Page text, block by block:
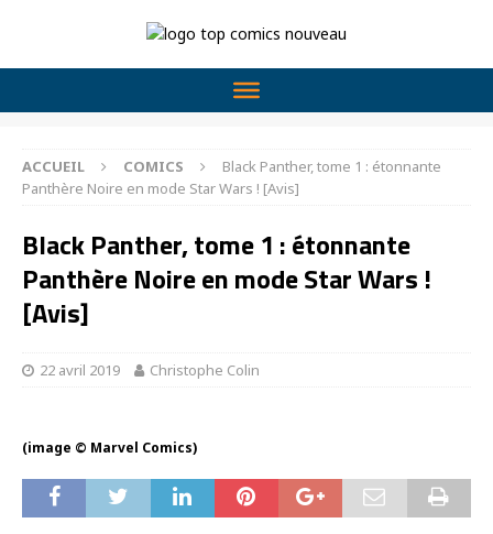
ACCUEIL COMICS
Black Panther, tome 1 : étonnante
Panthère Noire en mode Star Wars ! [Avis]
Black Panther, tome 1 : étonnante
Panthère Noire en mode Star Wars !
[Avis]
22 avril 2019 Christophe Colin
(image © Marvel Comics)